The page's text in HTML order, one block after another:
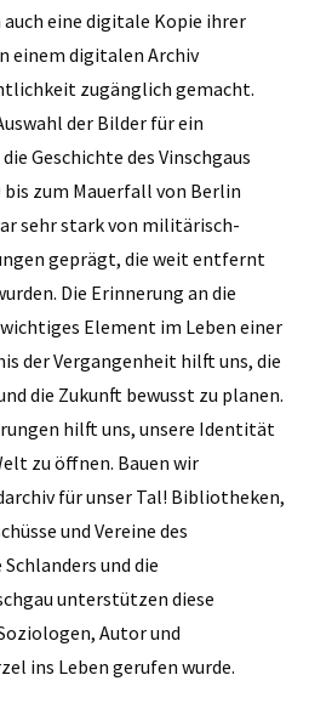
eine digitale Kopie ihrer
einem digitalen Archiv
zugänglich gemacht.
der Bilder für ein
Geschichte des Vinschgaus
zum Mauerfall von Berlin
sehr stark von militärisch-
geprägt, die weit entfernt
Die Erinnerung an die
Element im Leben einer
der Vergangenheit hilft uns, die
die Zukunft bewusst zu planen.
hilft uns, unsere Identität
zu öffnen. Bauen wir
für unser Tal! Bibliotheken,
und Vereine des
und die
unterstützen diese
Autor und
ins Leben gerufen wurde.